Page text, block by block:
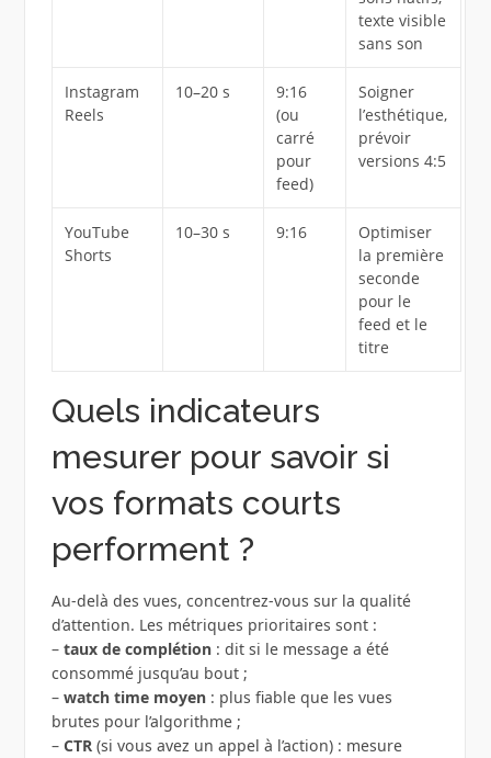
texte visible
sans son
Instagram
Reels
10–20 s
9:16
(ou
carré
pour
feed)
Soigner
l’esthétique,
prévoir
versions 4:5
YouTube
Shorts
10–30 s 9:16
Optimiser
la première
seconde
pour le
feed et le
titre
Quels indicateurs
mesurer pour savoir si
vos formats courts
performent ?
Au-delà des vues, concentrez-vous sur la qualité
d’attention. Les métriques prioritaires sont :
– taux de complétion: dit si le message a été
consommé jusqu’au bout ;
– watch time moyen: plus fiable que les vues
brutes pour l’algorithme ;
– CTR(si vous avez un appel à l’action) : mesure